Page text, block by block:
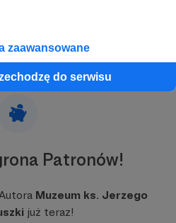
zaawansowane
do serwisu
Patronów!
Muzeum ks. Jerzego
już teraz!